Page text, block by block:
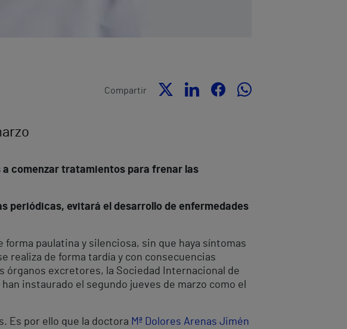
Compartir
a comenzar tratamientos para frenar las
periódicas, evitará el desarrollo de enfermedades
paulatina y silenciosa, sin que haya síntomas
realiza de forma tardía y con consecuencias
órganos excretores, la Sociedad Internacional de
instaurado el segundo jueves de marzo como el
Es por ello que la doctora Mª Dolores Arenas Jimén